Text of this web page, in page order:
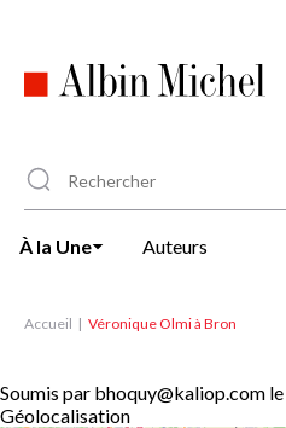
principal
À la Une Auteurs
Accueil Véronique Olmi à Bron
Soumis par bhoquy@kaliop.com le
Géolocalisation